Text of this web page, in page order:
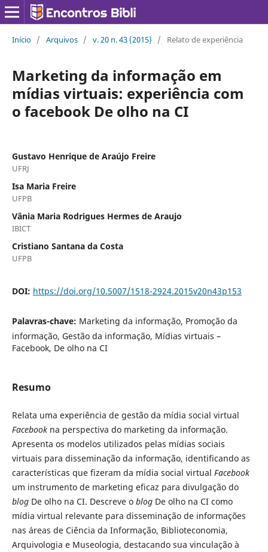
Início / Arquivos / v. 20 n. 43 (2015) / Relato de experiência
Marketing da informação em
mídias virtuais: experiência com
o facebook De olho na CI
Gustavo Henrique de Araújo Freire
UFRJ
Isa Maria Freire
UFPB
Vânia Maria Rodrigues Hermes de Araujo
IBICT
Cristiano Santana da Costa
UFPB
DOI: https://doi.org/10.5007/1518-2924.2015v20n43p153
Palavras-chave: Marketing da informação, Promoção da
informação, Gestão da informação, Mídias virtuais –
Facebook, De olho na CI
Resumo
Relata uma experiência de gestão da mídia social virtual
Facebookna perspectiva do marketing da informação.
Apresenta os modelos utilizados pelas mídias sociais
virtuais para disseminação da informação, identificando as
características que fizeram da mídia social virtual Facebook
um instrumento de marketing eficaz para divulgação do
blogDe olho na CI. Descreve o blogDe olho na CI como
mídia virtual relevante para disseminação de informações
nas áreas de Ciência da Informação, Biblioteconomia,
Arquivologia e Museologia, destacando sua vinculação à